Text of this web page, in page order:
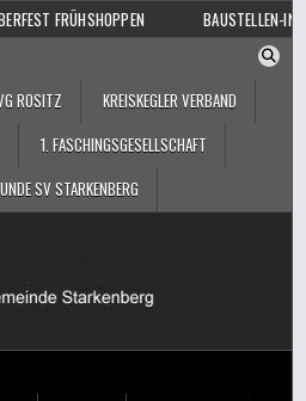
FRÜHSHOPPEN
BAUSTELLEN-
ROSITZ
KREISKEGLER VERBAND
1. FASCHINGSGESELLSCHAFT
SV STARKENBERG